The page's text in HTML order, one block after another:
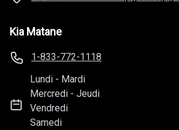
Kia Matane
1-833-772-1118
Lundi - Mardi
Mercredi -Jeudi
Vendredi
Samedi